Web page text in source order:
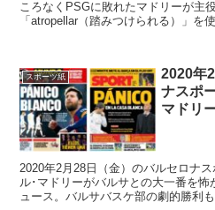
ころなくPSGに敗れたマドリーが主
「atropellar（踏みつけられる）」を
スポーツ紙
2020年
ナスポ
マドリ
2020年2月28日（金）のバルセロナ
ル･マドリーがバルサとの大一番を怖
ュース。バルサバスケ部の劇的勝利